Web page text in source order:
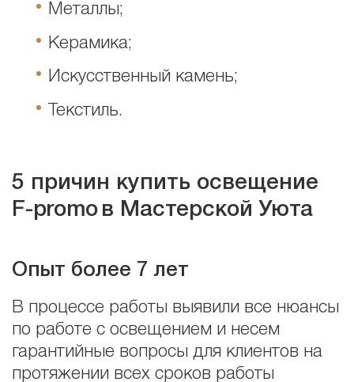
Металлы;
Керамика;
Искусственный камень;
Текстиль.
5 причин купить освещение
F-promo в Мастерской Уюта
Опыт более 7 лет
В процессе работы выявили все нюансы
по работе с освещением и несем
гарантийные вопросы для клиентов на
протяжении всех сроков работы